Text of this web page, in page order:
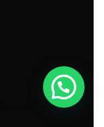
Powered byJoinchat